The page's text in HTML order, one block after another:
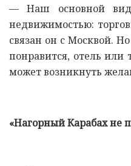
— Наш основной вид
недвижимостью:
связан он с Москвой.
понравится, отель или
может возникнуть
«Нагорный Карабах не